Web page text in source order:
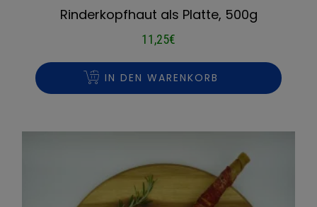
Rinderkopfhaut als Platte, 500g
11,25€
IN DEN WARENKORB